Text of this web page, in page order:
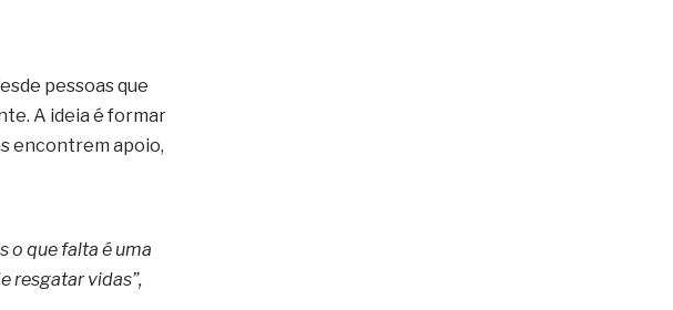
pessoas que
A ideia é formar
encontrem apoio,
o que falta é uma
resgatar vidas”,